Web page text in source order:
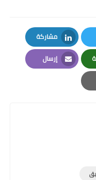
مشاركة
LinkedIn
إرسال
Email